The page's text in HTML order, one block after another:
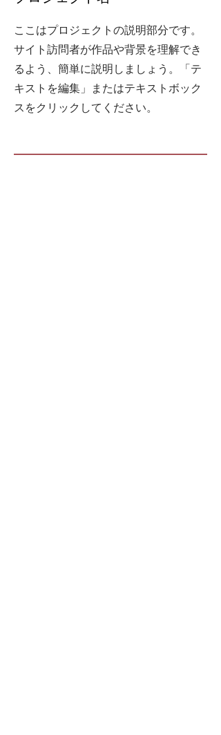
ここはプロジェクトの説明部分です。
サイト訪問者が作品や背景を理解でき
るよう、簡単に説明しましょう。「テ
キストを編集」またはテキストボック
スをクリックしてください。